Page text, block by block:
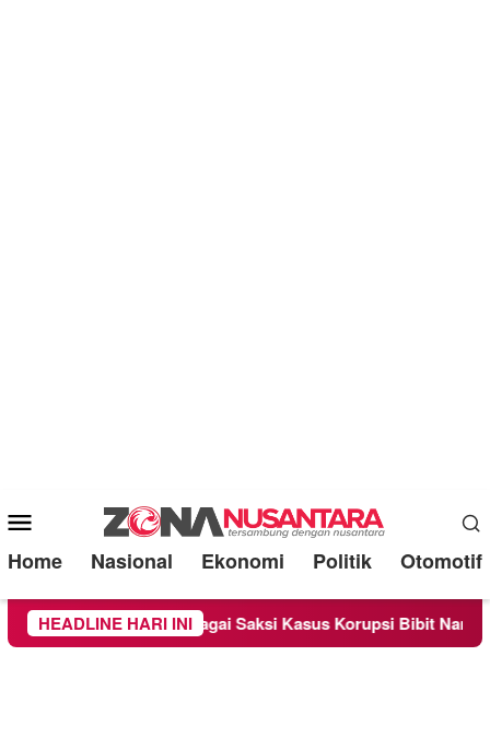
Mobile
Menu
Home Nasional Ekonomi Politik Otomotif
HEADLINE HARI INI
Sebagai Saksi Kasus Korupsi Bibit Nanas Sulsel Rp